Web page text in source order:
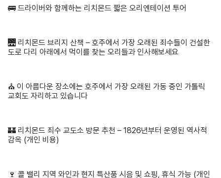
🚌 드라이버와 함께하는 리치몬드 짧은 오리엔테이션 투어
🌉 리치몬드 브리지 산책 – 호주에서 가장 오래된 죄수들이 건설한
도로 다리 아래에서 먹이를 찾는 오리들과 인사해보세요
⛪ 이 아름다운 장소에는 호주에서 가장 오래된 가동 중인 가톨릭
교회도 자리하고 있습니다
🏰 리치몬드 죄수 교도소 방문 추천 – 1826년부터 운영된 역사적
감옥 (개인 비용)
🍷 콜 밸리 지역 와인과 현지 특산품 시음 및 쇼핑, 휴식 가능 (개인